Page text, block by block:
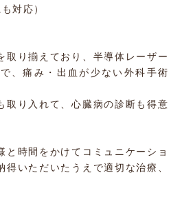
対応）
取り揃えており、半導体レーザー
、痛み・出血が少ない外科手術
取り入れて、心臓病の診断も得意
と時間をかけてコミュニケーショ
得いただいたうえで適切な治療、